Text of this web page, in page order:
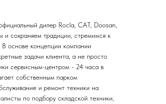
дилер Rocla, CAT, Doosan,
сохраняем традиции, стремимся к
основе концепции компании
задачи клиента, а не просто
сервисным-центром - 24 часа в
собственным парком
и ремонт техники на
по подбору складской техники,